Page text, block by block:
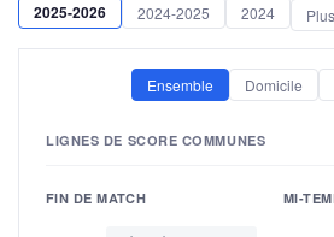
2025-2026 2024-2025 2024 Plus
Ensemble Domicile
LIGNES DE SCORE COMMUNES
FIN DE MATCH MI-